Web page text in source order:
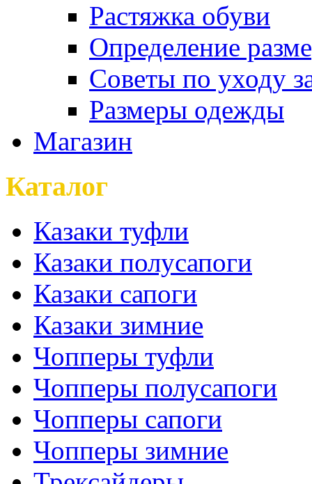
Растяжка обуви
Определение
Советы по уходу
Размеры одежды
Магазин
Каталог
Казаки туфли
Казаки полусапоги
Казаки сапоги
Казаки зимние
Чопперы туфли
Чопперы полусапоги
Чопперы сапоги
Чопперы зимние